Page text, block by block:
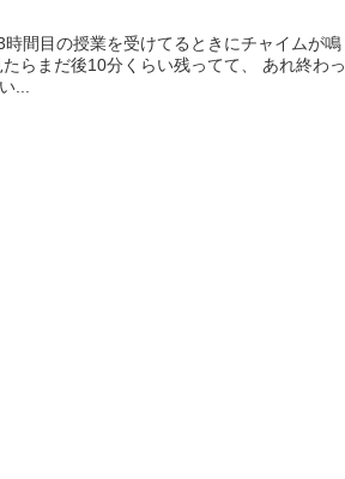
間目の授業を受けてるときにチャイムが鳴
らまだ後10分くらい残ってて、 あれ終わっ
...